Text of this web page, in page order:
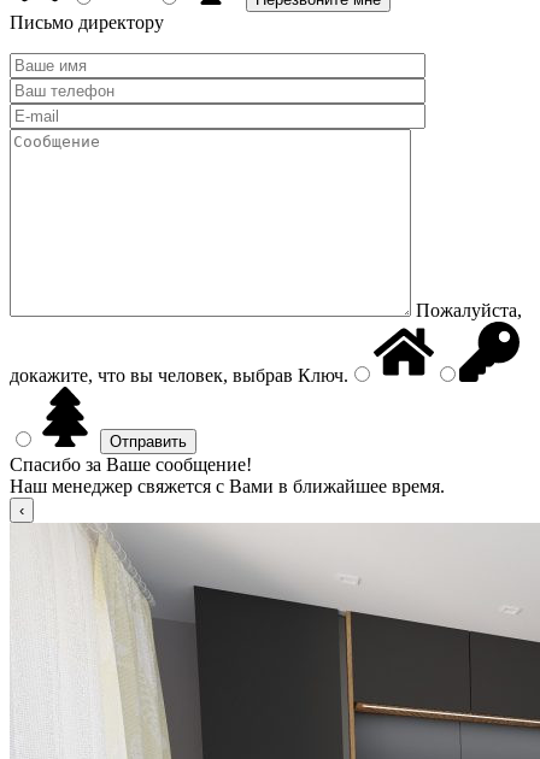
Письмо директору
Пожалуйста,
докажите, что вы человек, выбрав Ключ.
Спасибо за Ваше сообщение!
Наш менеджер свяжется с Вами в ближайшее время.